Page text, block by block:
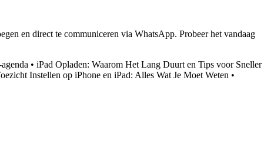
en direct te communiceren via WhatsApp. Probeer het vandaag
• iPad Opladen: Waarom Het Lang Duurt en Tips voor Sneller
Instellen op iPhone en iPad: Alles Wat Je Moet Weten •